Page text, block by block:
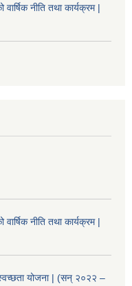
नीति तथा कार्यक्रम |
नीति तथा कार्यक्रम |
स्वच्छता योजना | (सन् २०२२ –